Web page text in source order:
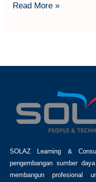
Read More »
SOLAZ Learning &
pengembangan sumber
membangun profesional